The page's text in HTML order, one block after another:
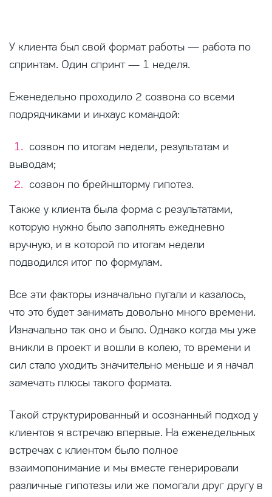
У клиента был свой формат работы — работа по
спринтам. Один спринт — 1 неделя.
Еженедельно проходило 2 созвона со всеми
подрядчиками и инхаус командой:
созвон по итогам недели, результатам и
выводам;
созвон по брейншторму гипотез.
Также у клиента была форма с результатами,
которую нужно было заполнять ежедневно
вручную, и в которой по итогам недели
подводился итог по формулам.
Все эти факторы изначально пугали и казалось,
что это будет занимать довольно много времени.
Изначально так оно и было. Однако когда мы уже
вникли в проект и вошли в колею, то времени и
сил стало уходить значительно меньше и я начал
замечать плюсы такого формата.
Такой структурированный и осознанный подход у
клиентов я встречаю впервые. На еженедельных
встречах с клиентом было полное
взаимопонимание и мы вместе генерировали
различные гипотезы или же помогали друг другу в